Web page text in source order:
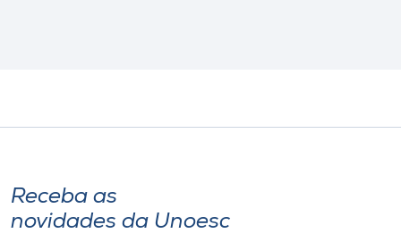
Receba as
novidades da Unoesc